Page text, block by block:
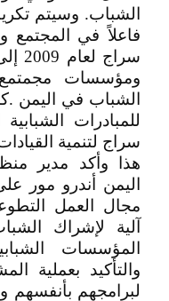
الشباب. وسيتم
فاعلاً في المجتمع
ومؤسسات مجمتمع
الشباب في اليمن
للمبادرات
سراج لتنمية
هذا وأكد مدير
اليمن أندرو مور
مجال العمل
آلية لإشراك
المؤسسات
والتأكيد بعملية
لبرامجهم بأنفسهم